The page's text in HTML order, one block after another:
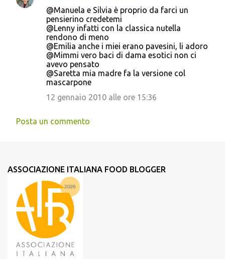
@Manuela e Silvia è proprio da farci un
pensierino credetemi
@Lenny infatti con la classica nutella
rendono di meno
@Emilia anche i miei erano pavesini, li adoro
@Mimmi vero baci di dama esotici non ci
avevo pensato
@Saretta mia madre fa la versione col
mascarpone
12 gennaio 2010 alle ore 15:36
Posta un commento
ASSOCIAZIONE ITALIANA FOOD BLOGGER